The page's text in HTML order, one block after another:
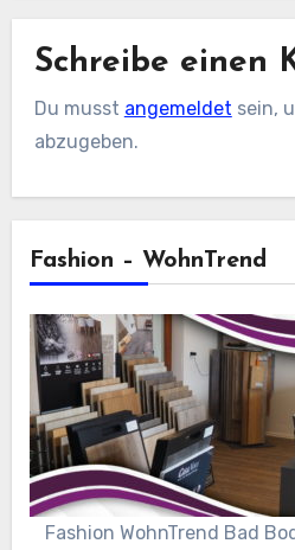
Schreibe einen
Du musst angemeldet sein,
abzugeben.
Fashion – WohnTrend
Fashion WohnTrend Bad